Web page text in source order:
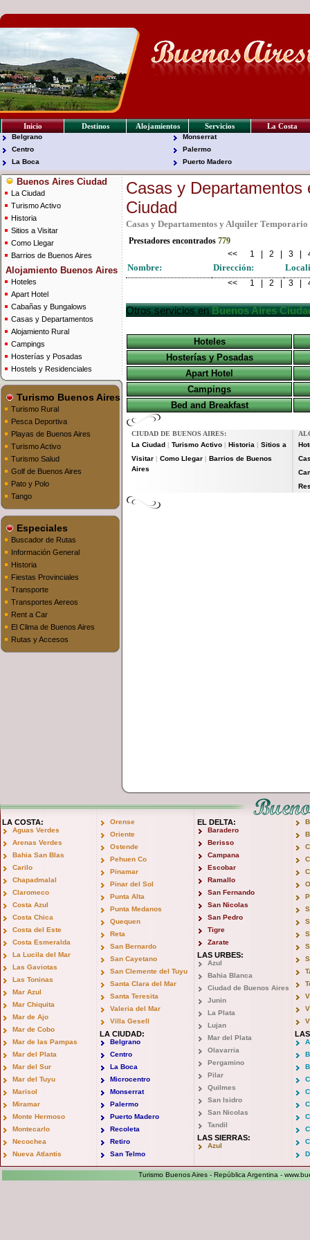
Inicio Destinos Alojamientos Servicios La Costa
Belgrano
Centro
La Boca
Monserrat
Palermo
Puerto Madero
Buenos Aires Ciudad
La Ciudad
Turismo Activo
Historia
Sitios a Visitar
Como Llegar
Barrios de Buenos Aires
Alojamiento Buenos Aires
Hoteles
Apart Hotel
Cabañas y Bungalows
Casas y Departamentos
Alojamiento Rural
Campings
Hosterías y Posadas
Hostels y Residenciales
Turismo Buenos Aires
Turismo Rural
Pesca Deportiva
Playas de Buenos Aires
Turismo Activo
Turismo Salud
Golf de Buenos Aires
Pato y Polo
Tango
Especiales
Buscador de Rutas
Información General
Historia
Fiestas Provinciales
Transporte
Transportes Aereos
Rent a Car
El Clima de Buenos Aires
Rutas y Accesos
Casas y
Ciudad
Casas y Departamentos y Alquiler Temporario
Prestadores encontrados 779
<<
1 2 3
Nombre: Dirección:
<< 1 2 3
Otros servicios enBuenos Aires
Hoteles
Hosterías y Posadas
Apart Hotel
Campings
Bed and Breakfast
CIUDAD DE BUENOS AIRES:
La Ciudad
Turismo Activo Historia
Sitios a
Visitar
Como Llegar
Barrios de Buenos
Aires
LA COSTA:
Aguas Verdes
Arenas Verdes
Bahia San Blas
Carilo
Chapadmalal
Claromeco
Costa Azul
Costa Chica
Costa del Este
Costa Esmeralda
La Lucila del Mar
Las Gaviotas
Las Toninas
Mar Azul
Mar Chiquita
Mar de Ajo
Mar de Cobo
Mar de las Pampas
Mar del Plata
Mar del Sur
Mar del Tuyu
Marisol
Miramar
Monte Hermoso
Montecarlo
Necochea
Nueva Atlantis
Orense
Oriente
Ostende
Pehuen Co
Pinamar
Pinar del Sol
Punta Alta
Punta Medanos
Quequen
Reta
San Bernardo
San Cayetano
San Clemente del Tuyu
Santa Clara del Mar
Santa Teresita
Valeria del Mar
Villa Gesell
LA CIUDAD:
Belgrano
Centro
La Boca
Microcentro
Monserrat
Palermo
Puerto Madero
Recoleta
Retiro
San Telmo
EL DELTA:
Baradero
Berisso
Campana
Escobar
Ramallo
San Fernando
San Nicolas
San Pedro
Tigre
Zarate
LAS URBES:
Azul
Bahia Blanca
Ciudad de Buenos Aires
Junin
La Plata
Lujan
Mar del Plata
Olavarria
Pergamino
Pilar
Quilmes
San Isidro
San Nicolas
Tandil
LAS SIERRAS:
Azul
Turismo Buenos Aires - República Argentina -